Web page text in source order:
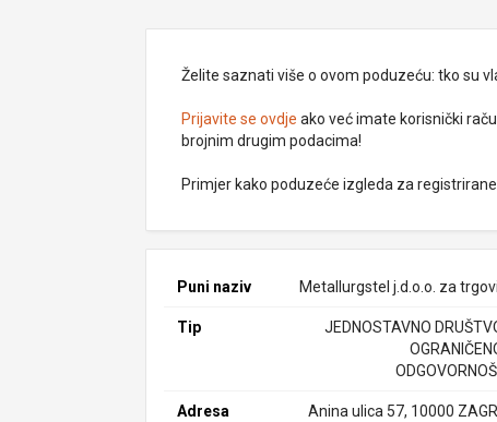
Želite saznati više o ovom poduzeću: tko su
Prijavite se ovdje ako već imate korisnički
brojnim drugim podacima!
Primjer kako poduzeće izgleda za
Puni naziv Metallurgstel j.d.o.o. za
Tip
JEDNOSTAVNO
Adresa Anina ulica 57, 10000